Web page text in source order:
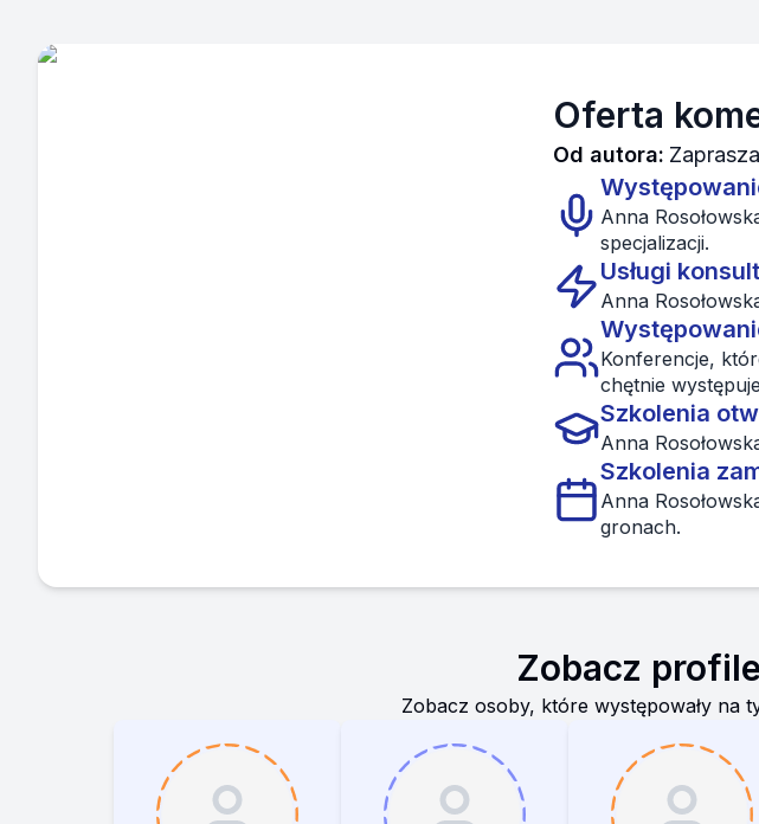
Oferta
Od autora:
Anna
specjalizacji.
Usługi
Anna
Konferencje,
chętnie
Szkolenia
Anna
Szkolenia
Anna
gronach.
Zobacz
Zobacz osoby, które występowały na